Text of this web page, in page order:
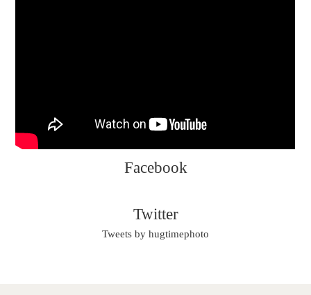
Facebook
Twitter
Tweets by hugtimephoto